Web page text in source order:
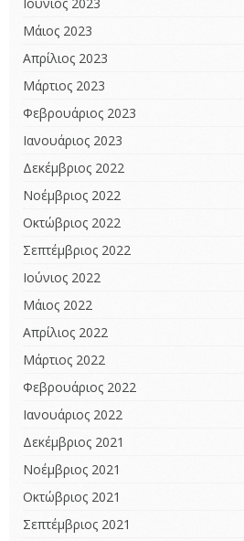
Μάιος 2023
Απρίλιος 2023
Μάρτιος 2023
Φεβρουάριος 2023
Ιανουάριος 2023
Δεκέμβριος 2022
Νοέμβριος 2022
Οκτώβριος 2022
Σεπτέμβριος 2022
Ιούνιος 2022
Μάιος 2022
Απρίλιος 2022
Μάρτιος 2022
Φεβρουάριος 2022
Ιανουάριος 2022
Δεκέμβριος 2021
Νοέμβριος 2021
Οκτώβριος 2021
Σεπτέμβριος 2021